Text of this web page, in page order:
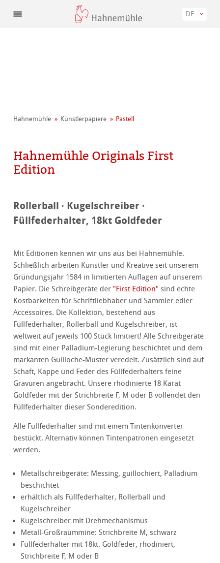
DE
Hahnemühle Künstler­papiere Pastell
Hahnemühle Originals First
Edition
Rollerball · Kugelschreiber ·
Füllfederhalter, 18kt Goldfeder
Mit Editionen kennen wir uns aus bei Hahnemühle.
Schließlich arbeiten Künstler und Kreative seit unserem
Gründungsjahr 1584 in limitierten Auflagen auf unserem
Papier. Die Schreibgeräte der "First Edition" sind echte
Kostbarkeiten für Schriftliebhaber und Sammler edler
Accessoires. Die Kollektion, bestehend aus
Füllfederhalter, Rollerball und Kugelschreiber, ist
weltweit auf jeweils 100 Stück limitiert! Alle Schreibgeräte
sind mit einer Palladium-Legierung beschichtet und dem
markanten Guilloche-Muster veredelt. Zusätzlich sind auf
Schaft, Kappe und Feder des Füllfederhalters feine
Gravuren angebracht. Unsere rhodinierte 18 Karat
Goldfeder mit der Strichbreite F, M oder B vollendet den
Füllfederhalter dieser Sonderedition.
Alle Füllfederhalter sind mit einem Tintenkonverter
bestückt. Alternativ können Tintenpatronen eingesetzt
werden.
Metallschreibgeräte: Messing, guillochiert, Palladium
beschichtet
erhältlich als Füllfederhalter, Rollerball und
Kugelschreiber
Kugelschreiber mit Drehmechanismus
Metall-Großraummine: Strichbreite M, schwarz
Füllfederhalter mit 18kt. Goldfeder, rhodiniert,
Strichbreite F, M oder B